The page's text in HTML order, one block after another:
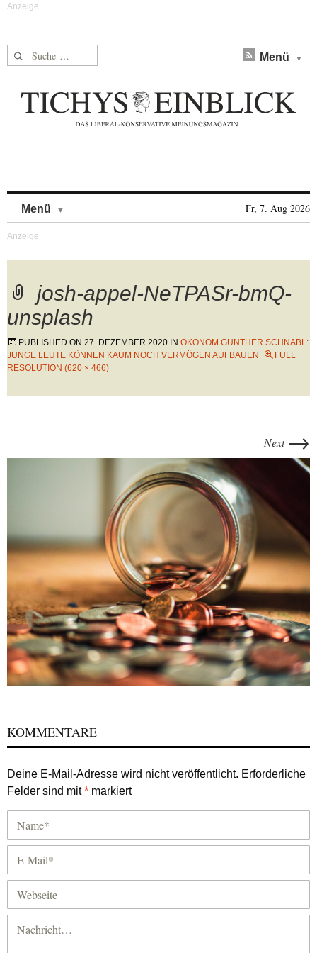
Suche nach: Menü
Menü Fr, 7. Aug 2026
josh-appel-NeTPASr-bmQ-
unsplash
PUBLISHED ON 27. DEZEMBER 2020 IN ÖKONOM GUNTHER SCHNABL:
JUNGE LEUTE KÖNNEN KAUM NOCH VERMÖGEN AUFBAUEN
FULL
RESOLUTION (620 × 466)
Next →
KOMMENTARE
Deine E-Mail-Adresse wird nicht veröffentlicht. Erforderliche
Felder sind mit* markiert